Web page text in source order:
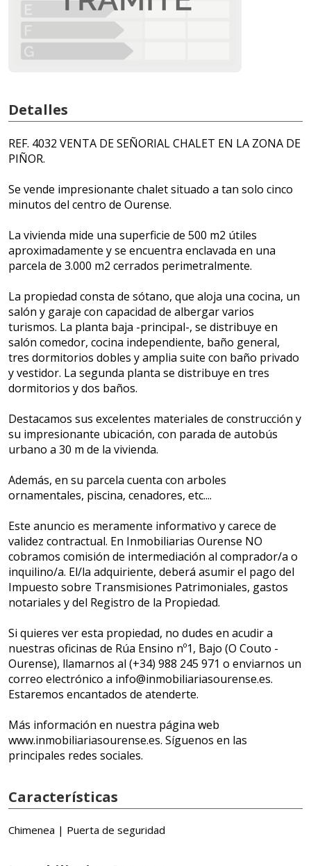
Detalles
REF. 4032 VENTA DE SEÑORIAL CHALET EN LA ZONA DE
PIÑOR.
Se vende impresionante chalet situado a tan solo cinco
minutos del centro de Ourense.
La vivienda mide una superficie de 500 m2 útiles
aproximadamente y se encuentra enclavada en una
parcela de 3.000 m2 cerrados perimetralmente.
La propiedad consta de sótano, que aloja una cocina, un
salón y garaje con capacidad de albergar varios
turismos. La planta baja -principal-, se distribuye en
salón comedor, cocina independiente, baño general,
tres dormitorios dobles y amplia suite con baño privado
y vestidor. La segunda planta se distribuye en tres
dormitorios y dos baños.
Destacamos sus excelentes materiales de construcción y
su impresionante ubicación, con parada de autobús
urbano a 30 m de la vivienda.
Además, en su parcela cuenta con arboles
ornamentales, piscina, cenadores, etc....
Este anuncio es meramente informativo y carece de
validez contractual. En Inmobiliarias Ourense NO
cobramos comisión de intermediación al comprador/a o
inquilino/a. El/la adquiriente, deberá asumir el pago del
Impuesto sobre Transmisiones Patrimoniales, gastos
notariales y del Registro de la Propiedad.
Si quieres ver esta propiedad, no dudes en acudir a
nuestras oficinas de Rúa Ensino nº1, Bajo (O Couto -
Ourense), llamarnos al (+34) 988 245 971 o enviarnos un
correo electrónico a info@inmobiliariasourense.es.
Estaremos encantados de atenderte.
Más información en nuestra página web
www.inmobiliariasourense.es. Síguenos en las
principales redes sociales.
Características
Chimenea | Puerta de seguridad